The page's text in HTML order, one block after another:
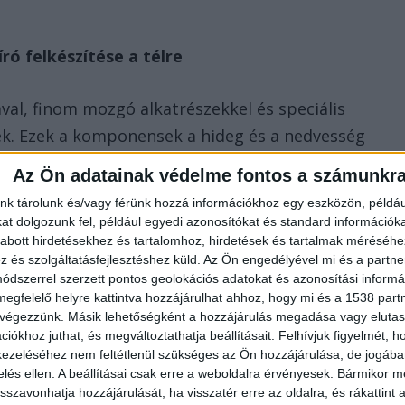
Az Ön adatainak védelme fontos a
tárolunk és/vagy férünk hozzá információkhoz egy eszközön,
dolgozunk fel, például egyedi azonosítókat és standard
hirdetésekhez és tartalomhoz, hirdetések és tartalmak
és szolgáltatásfejlesztéshez küld. Az Ön engedélyével mi és a
szerzett pontos geolokációs adatokat és azonosítási
helyre kattintva hozzájárulhat ahhoz, hogy mi és a 1538
Másik lehetőségként a hozzájárulás megadása vagy
juthat, és megváltoztathatja beállításait. Felhívjuk figyelmét,
nem feltétlenül szükséges az Ön hozzájárulása, de
ellen. A beállításai csak erre a weboldalra érvényesek. Bármikor
hozzájárulását, ha visszatér erre az oldalra, és rákattint
felkészítése a télre
finom mozgó alkatrészekkel és speciális
a komponensek a hideg és a nedvesség
ridegebbé válhatnak, a fém részek
mélykisülhet, ha nem kezeljük őket megfelelően.
az ilyen meghibásodásokat, és biztosítsa a
amikor a fű növekedése lelassul, és az
fok alá csökken: ez az időszak általában